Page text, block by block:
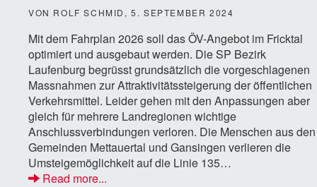
VON ROLF SCHMID, 5. SEPTEMBER 2024
Mit dem Fahrplan 2026 soll das ÖV-Angebot im Fricktal
optimiert und ausgebaut werden. Die SP Bezirk
Laufenburg begrüsst grundsätzlich die vorgeschlagenen
Massnahmen zur Attraktivitätssteigerung der öffentlichen
Verkehrsmittel. Leider gehen mit den Anpassungen aber
gleich für mehrere Landregionen wichtige
Anschlussverbindungen verloren. Die Menschen aus den
Gemeinden Mettauertal und Gansingen verlieren die
Umsteigemöglichkeit auf die Linie 135…
Read more...